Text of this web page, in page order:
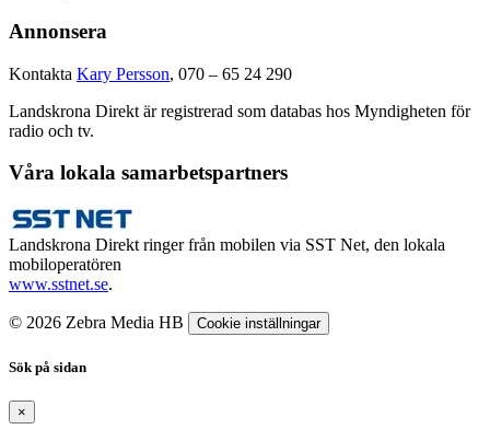
Annonsera
Kontakta Kary Persson, 070 – 65 24 290
Landskrona Direkt är registrerad som databas hos Myndigheten för
radio och tv.
Våra lokala samarbetspartners
Landskrona Direkt ringer från mobilen via SST Net, den lokala
mobiloperatören
www.sstnet.se.
© 2026 Zebra Media HB Cookie inställningar
Sök på sidan
×